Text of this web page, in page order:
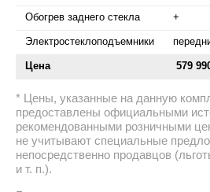
Обогрев заднего стекла +
Электростеклоподъемники
Цена 579
Цены, указанные на данную
предоставлены официальными
рекомендованными розничными
не учитывают специальные
непосредственно продавцов
и т. п.).